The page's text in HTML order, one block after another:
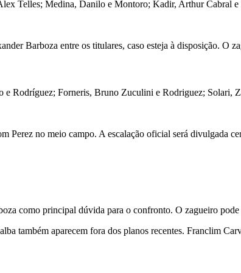
Telles; Medina, Danilo e Montoro; Kadir, Arthur Cabral e
Barboza entre os titulares, caso esteja à disposição.
e Rodríguez; Forneris, Bruno Zuculini e Rodriguez; Solari,
Perez no meio campo. A escalação oficial será divulgada
como principal dúvida para o confronto. O zagueiro
também aparecem fora dos planos recentes. Franclim